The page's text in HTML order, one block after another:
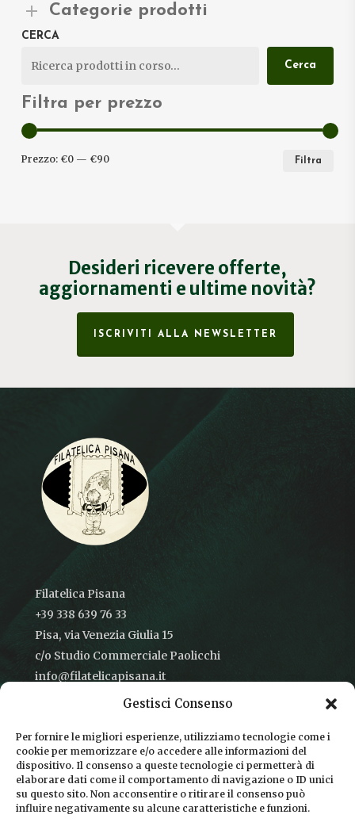
Gestisci Consenso
Per fornire le migliori esperienze, utilizziamo tecnologie come i
cookie per memorizzare e/o accedere alle informazioni del
dispositivo. Il consenso a queste tecnologie ci permetterà di
elaborare dati come il comportamento di navigazione o ID unici
su questo sito. Non acconsentire o ritirare il consenso può
influire negativamente su alcune caratteristiche e funzioni.
Categorie prodotti
CERCA
Cerca
Filtra per prezzo
Filtra
Prezzo: €0— €90
Desideri ricevere offerte,
aggiornamenti e ultime novità?
ISCRIVITI ALLA NEWSLETTER
Filatelica Pisana
+39 338 639 76 33
Pisa, via Venezia Giulia 15
c/o Studio Commerciale Paolicchi
info@filatelicapisana.it
CONDIZIONI DI VENDITA
INFORMATIVA SULLA PRIVACY
COOKIE POLICY